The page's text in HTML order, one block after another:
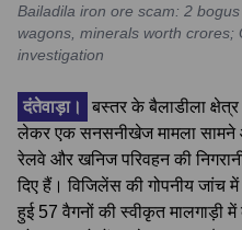
Bailadila iron ore scam: 2
wagons, minerals worth crores;
investigation
दंतेवाड़ा।
बस्तर के बैलाडीला
लेकर एक सनसनीखेज मामला सामने
रेलवे और खनिज परिवहन की
दिए हैं। विजिलेंस की गोपनीय जांच
हुई 57 वैगनों की स्वीकृत मालगाड़ी